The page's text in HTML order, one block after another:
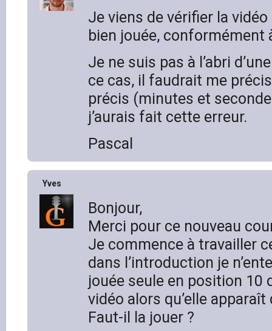
Je viens de vérifier la
bien jouée, conformément
Je ne suis pas à l’abri
ce cas, il faudrait me
précis (minutes et
j’aurais fait cette erreur.
Pascal
Yves
Bonjour,
Merci pour ce nouveau
Je commence à travailler
dans l’introduction je
jouée seule en position 10
vidéo alors qu’elle
Faut-il la jouer ?